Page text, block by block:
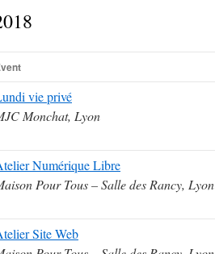
vie privé
Monchat, Lyon
Numérique Libre
Pour Tous – Salle des Rancy, Lyon
Site Web